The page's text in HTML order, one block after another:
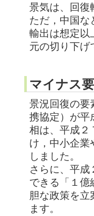
景気は、回復
ただ，中国な
輸出は想定以
元の切り下げ
マイナス
景況回復の要
携協定）が平
相は、平成２
け，中小企業
しました。
さらに、平成
できる「１億
胆な政策を立
ます。